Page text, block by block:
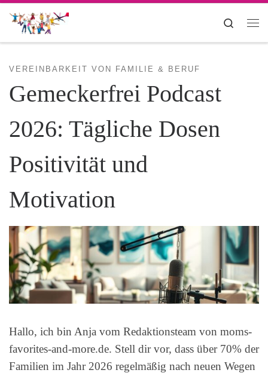
Zum Inhalt springen
Search
VEREINBARKEIT VON FAMILIE & BERUF
Gemeckerfrei Podcast
2026: Tägliche Dosen
Positivität und
Motivation
Hallo, ich bin Anja vom Redaktionsteam von moms-
favorites-and-more.de. Stell dir vor, dass über 70% der
Familien im Jahr 2026 regelmäßig nach neuen Wegen